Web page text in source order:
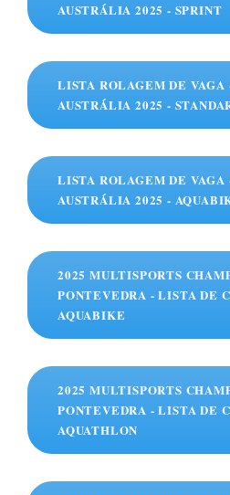
AUSTRÁLIA 2025 - SPRINT
LISTA ROLAGEM DE VAGA
AUSTRÁLIA 2025 -
LISTA ROLAGEM DE VAGA
AUSTRÁLIA 2025 -
2025 MULTISPORTS
PONTEVEDRA - LISTA DE
AQUABIKE
2025 MULTISPORTS
PONTEVEDRA - LISTA DE
AQUATHLON